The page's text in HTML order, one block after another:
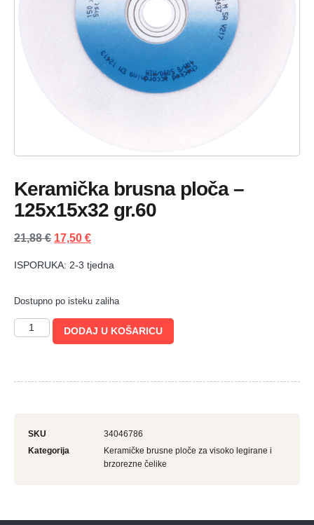
Keramička brusna ploča –
125x15x32 gr.60
21,88€ 17,50 €
ISPORUKA: 2-3 tjedna
Dostupno po isteku zaliha
DODAJ U KOŠARICU
SKU
34046786
Kategorija
Keramičke brusne ploče za visoko legirane i
brzorezne čelike